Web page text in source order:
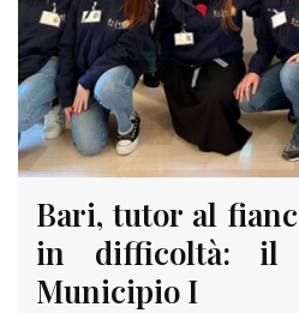
Bari, tutor al
in difficoltà: il
Municipio I